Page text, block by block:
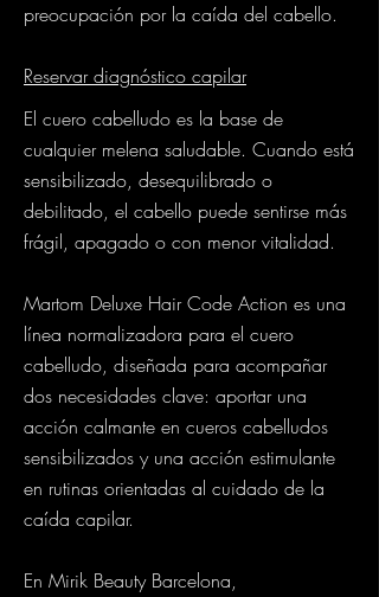
preocupación por la caída del cabello.
Reservar diagnóstico capilar
El cuero cabelludo es la base de
cualquier melena saludable. Cuando está
sensibilizado, desequilibrado o
debilitado, el cabello puede sentirse más
frágil, apagado o con menor vitalidad.
Martom Deluxe Hair Code Action es una
línea normalizadora para el cuero
cabelludo, diseñada para acompañar
dos necesidades clave: aportar una
acción calmante en cueros cabelludos
sensibilizados y una acción estimulante
en rutinas orientadas al cuidado de la
caída capilar.
En Mirik Beauty Barcelona,